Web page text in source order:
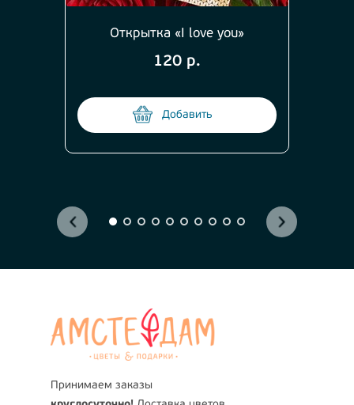
Открытка «I love you»
120 р.
Добавить
Принимаем заказы